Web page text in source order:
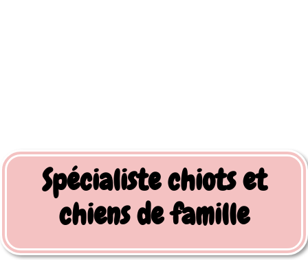
Spécialiste chiots et
chiens de famille